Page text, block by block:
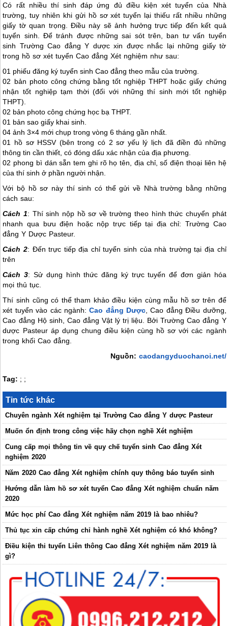
Có rất nhiều thí sinh đáp ứng đủ điều kiện xét tuyển của Nhà
trường, tuy nhiên khi gửi hồ sơ xét tuyển lại thiếu rất nhiều những
giấy tờ quan trọng. Điều này sẽ ảnh hưởng trực tiếp đến kết quả
tuyển sinh. Để tránh được những sai sót trên, ban tư vấn tuyển
sinh Trường Cao đẳng Y dược xin được nhắc lại những giấy tờ
trong hồ sơ xét tuyển Cao đẳng Xét nghiệm như sau:
01 phiếu đăng ký tuyển sinh Cao đẳng theo mẫu của trường.
02 bản photo công chứng bằng tốt nghiệp THPT hoặc giấy chứng
nhận tốt nghiệp tạm thời (đối với những thí sinh mới tốt nghiệp
THPT).
02 bản photo công chứng học bạ THPT.
01 bản sao giấy khai sinh.
04 ảnh 3×4 mới chụp trong vòng 6 tháng gần nhất.
01 hồ sơ HSSV (bên trong có 2 sơ yếu lý lịch đã điền đủ những
thông tin cần thiết, có đóng dấu xác nhận của địa phương.
02 phong bì dán sẵn tem ghi rõ họ tên, địa chỉ, số điện thoại liên hệ
của thí sinh ở phần người nhận.
Với bộ hồ sơ này thí sinh có thể gửi về Nhà trường bằng những
cách sau:
Cách 1: Thí sinh nộp hồ sơ về trường theo hình thức chuyển phát
nhanh qua bưu điện hoặc nộp trực tiếp tại địa chỉ: Trường Cao
đẳng Y Dược Pasteur.
Cách 2: Đến trực tiếp địa chỉ tuyển sinh của nhà trường tại địa chỉ
trên
Cách3: Sử dụng hình thức đăng ký trực tuyến để đơn giản hóa
mọi thủ tục.
Thí sinh cũng có thể tham khảo điều kiện cùng mẫu hồ sơ trên để
xét tuyển vào các ngành:Cao đẳng Dược , Cao đẳng Điều dưỡng,
Cao đẳng Hộ sinh, Cao đẳng Vật lý trị liệu. Bởi Trường Cao đẳng Y
dược Pasteur áp dụng chung điều kiện cùng hồ sơ với các ngành
trong khối Cao đẳng.
Nguồn: caodangyduochanoi.net/
Tag: ; ;
Tin tức khác
Chuyên ngành Xét nghiệm tại Trường Cao đẳng Y dược Pasteur
Muốn ổn định trong công việc hãy chọn nghề Xét nghiệm
Cung cấp mọi thông tin về quy chế tuyển sinh Cao đẳng Xét
nghiệm 2020
Năm 2020 Cao đẳng Xét nghiệm chính quy thông báo tuyển sinh
Hướng dẫn làm hồ sơ xét tuyển Cao đẳng Xét nghiệm chuẩn năm
2020
Mức học phí Cao đẳng Xét nghiệm năm 2019 là bao nhiêu?
Thủ tục xin cấp chứng chỉ hành nghề Xét nghiệm có khó không?
Điều kiện thi tuyển Liên thông Cao đẳng Xét nghiệm năm 2019 là
gì?